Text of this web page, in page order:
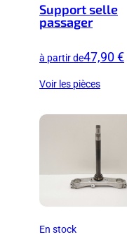
Support selle
passager
à partir de47,90 €
Voir les pièces
En stock